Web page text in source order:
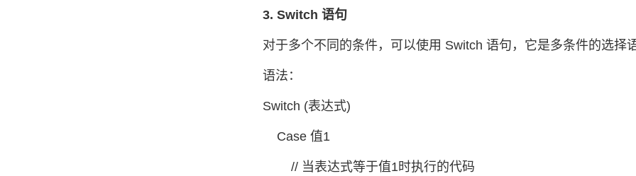
3. Switch 语句
对于多个不同的条件，可以使用 Switch 语句，它是多条件的选择
语法：
Switch (表达式)
Case 值1
// 当表达式等于值1时执行的代码